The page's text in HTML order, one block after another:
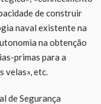
de construir
naval existente na
na obtenção
primas para a
velas», etc.
de Segurança